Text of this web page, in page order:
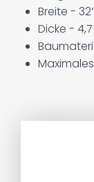
Breite -
Dicke -